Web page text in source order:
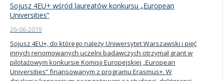
Sojusz 4EU+ wśród laureatów konkursu „European
Universities”
26-06-2019
Sojusz 4EU+, do którego należy Uniwersytet Warszawski i pięć
innych renomowanych uczelni badawczych otrzymał grant w
pilotażowym konkursie Komisji Europejskiej „European
Universities” finansowanym z programu Erasmus+. W